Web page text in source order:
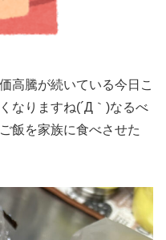
高騰が続いている今日こ
なりますね(´Д｀)なるべ
飯を家族に食べさせた